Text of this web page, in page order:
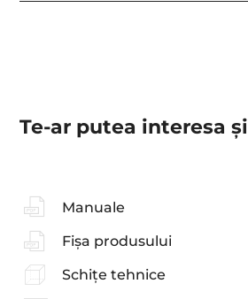
Te-ar putea interesa şi
Manuale
Fișa produsului
Schițe tehnice